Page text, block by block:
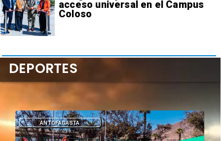
acceso universal en el Campus
Coloso
DEPORTES
DEPORTES